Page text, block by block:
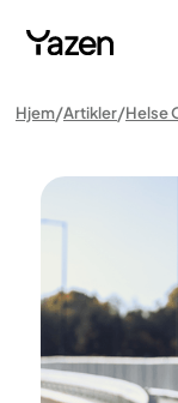
Hjem Artikler Helse